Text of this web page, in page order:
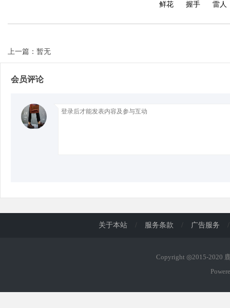
鲜花 握手 雷人
上一篇：暂无
会员评论
关于本站 / 服务条款 / 广告服务 /
Copyright ◎2015-2020